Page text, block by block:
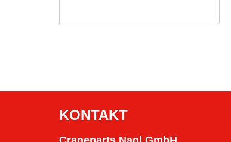
KONTAKT